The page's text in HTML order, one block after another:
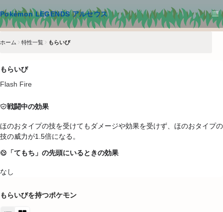
Pokémon LEGENDS アルセウス
メインコンテンツへスキップ
ホーム 特性一覧 もらいび
もらいび
Flash Fire
戦闘中の効果
ほのおタイプの技を受けてもダメージや効果を受けず、ほのおタイプの
技の威力が1.5倍になる。
「てもち」の先頭にいるときの効果
なし
もらいびを持つポケモン